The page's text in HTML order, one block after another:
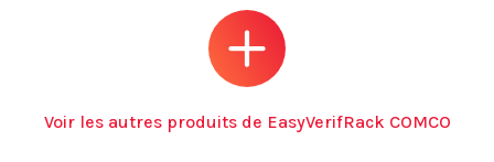
Voir les autres produits de EasyVerifRack COMCO